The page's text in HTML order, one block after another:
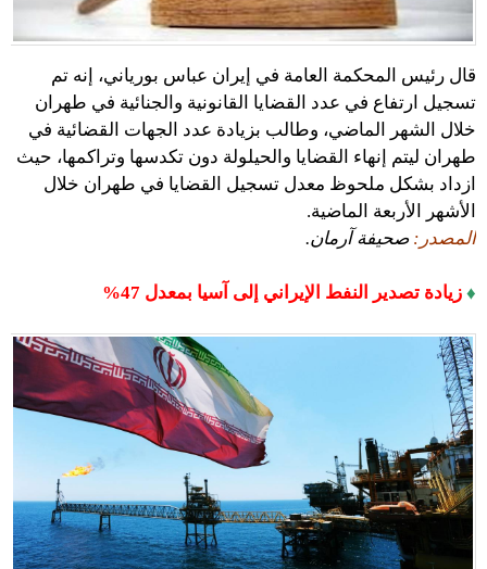
قال رئيس المحكمة العامة في إيران عباس بورياني، إنه تم
تسجيل ارتفاع في عدد القضايا القانونية والجنائية في طهران
خلال الشهر الماضي، وطالب بزيادة عدد الجهات القضائية في
طهران ليتم إنهاء القضايا والحيلولة دون تكدسها وتراكمها، حيث
ازداد بشكل ملحوظ معدل تسجيل القضايا في طهران خلال
الأشهر الأربعة الماضية.
المصدر: صحيفة آرمان.
♦ زيادة تصدير النفط الإيراني إلى آسيا بمعدل 47%